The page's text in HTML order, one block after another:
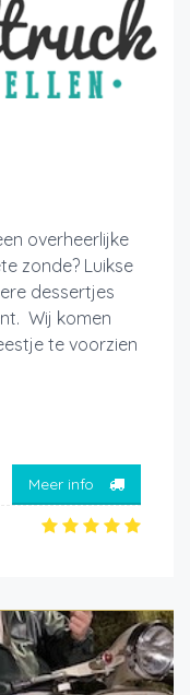
overheerlijke
zonde? Luikse
dessertjes
Wij komen
te voorzien
Meer info